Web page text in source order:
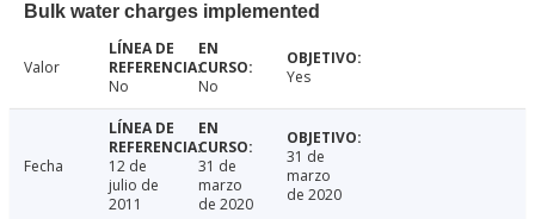
Bulk water charges implemented
Valor
No
No Yes
Fecha
12 de
julio de
2011
31 de
marzo
de 2020
31 de
marzo
de 2020